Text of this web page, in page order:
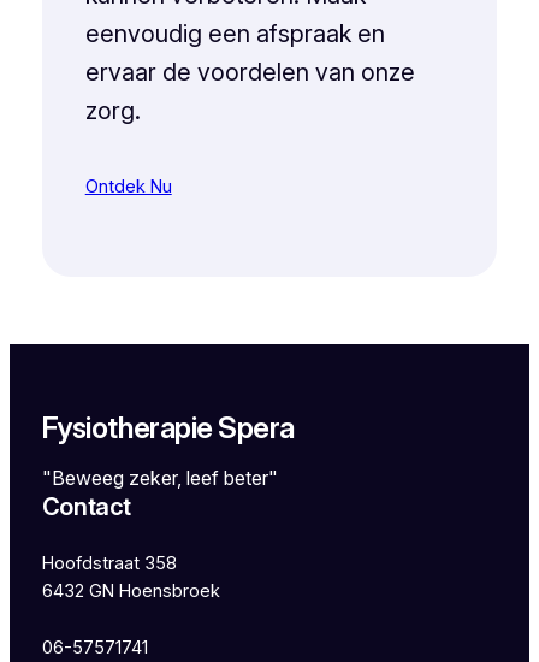
eenvoudig een afspraak en
ervaar de voordelen van onze
zorg.
Ontdek Nu
Fysiotherapie Spera
"Beweeg zeker, leef beter"
Contact
Hoofdstraat 358
6432 GN Hoensbroek
06-57571741